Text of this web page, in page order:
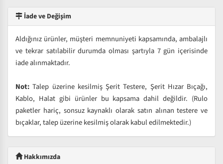
İade ve Değişim
Aldığınız ürünler, müşteri memnuniyeti kapsamında, ambalajlı
ve tekrar satılabilir durumda olması şartıyla 7 gün içerisinde
iade alınmaktadır.
Not: Talep üzerine kesilmiş Şerit Testere, Şerit Hızar Bıçağı,
Kablo, Halat gibi ürünler bu kapsama dahil değildir. (Rulo
paketler hariç, sonsuz kaynaklı olarak satın alınan testere ve
bıçaklar, talep üzerine kesilmiş olarak kabul edilmektedir.)
Hakkımızda